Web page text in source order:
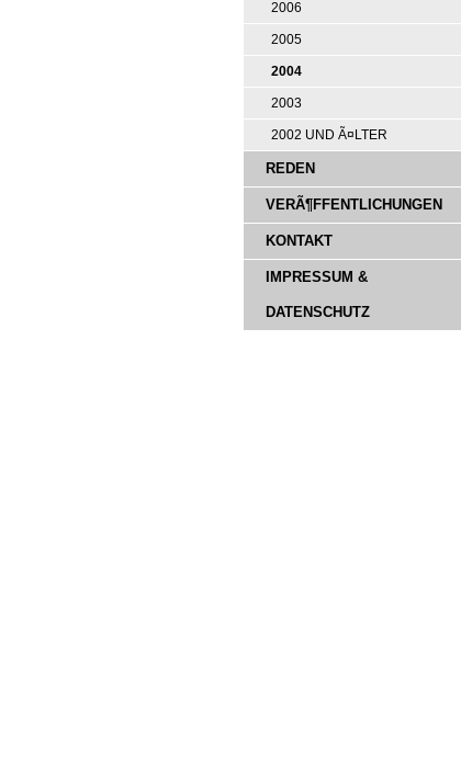
2006
2005
2004
2003
2002 UND Ã¤LTER
REDEN
VERÃ¶FFENTLICHUNGEN
KONTAKT
IMPRESSUM &
DATENSCHUTZ